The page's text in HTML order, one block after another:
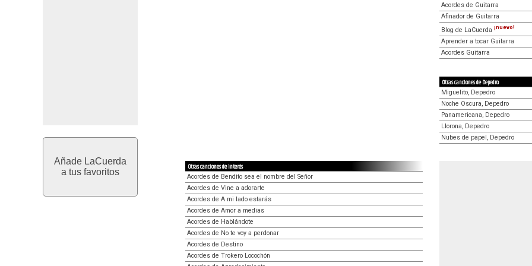
Añade LaCuerda
a tus favoritos
Acordes de Guitarra
Afinador de Guitarra
Blog de LaCuerda ¡nuevo!
Aprender a tocar Guitarra
Acordes Guitarra
Otras canciones de Depedro
Miguelito, Depedro
Noche Oscura, Depedro
Panamericana, Depedro
Llorona, Depedro
Nubes de papel, Depedro
Otras canciones de interés
Acordes de Bendito sea el nombre del Señor
Acordes de Vine a adorarte
Acordes de A mi lado estarás
Acordes de Amor a medias
Acordes de Hablándote
Acordes de No te voy a perdonar
Acordes de Destino
Acordes de Trokero Locochón